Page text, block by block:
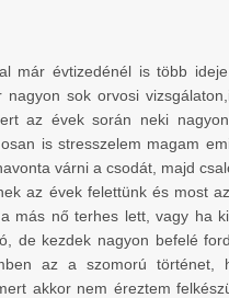
már évtizedénél is több
sok orvosi
az évek során neki
is stresszelem magam
várni a csodát, majd
az évek felettünk és most
más nő terhes lett, vagy ha
de kezdek nagyon befelé
az a szomorú történet,
akkor nem éreztem